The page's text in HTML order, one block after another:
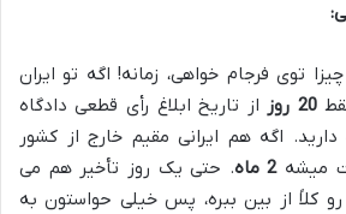
توی فرجام خواهی، زمانه! اگه تو ایران
20 روز
از تاریخ ابلاغ رأی قطعی دادگاه
اگه هم ایرانی مقیم خارج از کشور
میشه2 ماه
. حتی یک روز تأخیر هم می
کلاً از بین ببره، پس خیلی حواستون به